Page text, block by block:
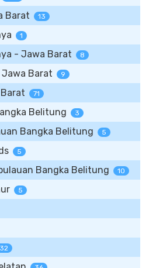
Barat 13
1
- Jawa Barat 8
Barat 9
71
Belitung 3
Bangka Belitung 5
5
Bangka Belitung 10
5
32